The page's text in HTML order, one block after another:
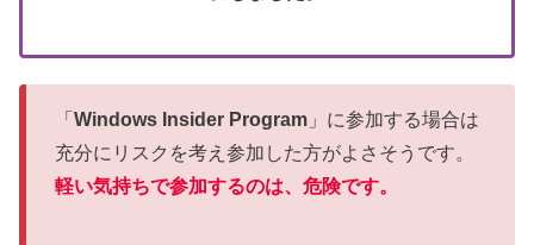
「 Windows Insider Program 」に参加する場合は
充分にリスクを考え参加した方がよさそうです。
軽い気持ちで参加するのは、危険です。